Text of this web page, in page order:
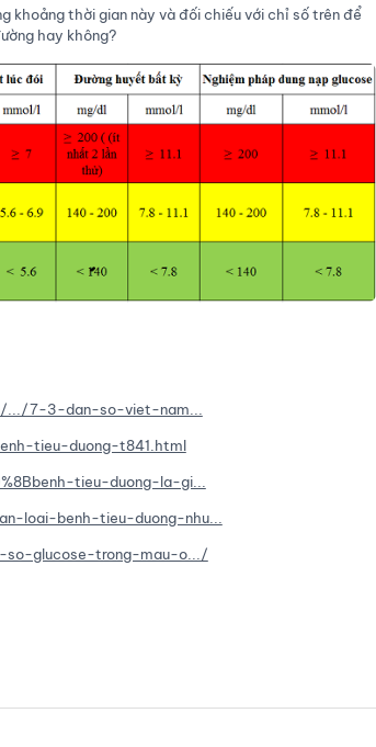
khoảng thời gian này và đối chiếu với chỉ số trên để
hay không?
.../7-3-dan-so-viet-nam...
tieu-duong-t841.html
tieu-duong-la-gi...
loai-benh-tieu-duong-nhu...
glucose-trong-mau-o.../